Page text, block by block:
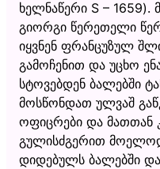
ხელნაწერი S – 1659).
გიორგი წერეთელი
იყვნენ ფრანცუზულ
გამოჩენით და უცხო
სტოვებდენ ბალებში
მოსწონდათ ულვაშ
ოფიცრები და მათთან
გულისძგერით
დიდებულს ბალებში და